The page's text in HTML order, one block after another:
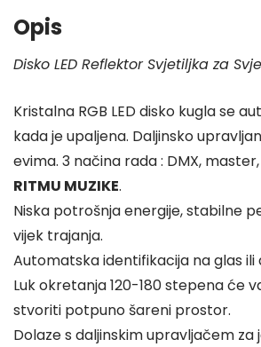
Opis
Disko LED Reflektor Svjetiljka za
Kristalna RGB LED disko kugla se
kada je upaljena. Daljinsko
evima. 3 načina rada : DMX,
RITMU MUZIKE.
Niska potrošnja energije, stabilne
vijek trajanja.
Automatska identifikacija na glas ili
Luk okretanja 120-180 stepena će
stvoriti potpuno šareni prostor.
Dolaze s daljinskim upravljačem za